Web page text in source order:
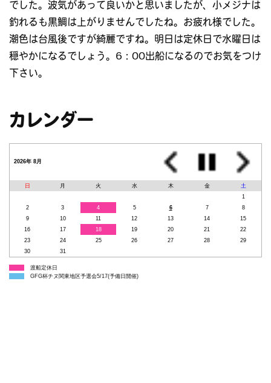
でした。波気があって良いかと思いましたが、小メジナは
釣れるも黒鯛は上がりませんでしたね。お疲れ様でした。
潮色は台風後ですが綺麗ですね。明日は定休日で水曜日は
穏やかになるでしょう。6：00出船になるのでお気をつけ
下さい。
カレンダー
2026年 8月
日 月 火 水 木 金
土
1
2
3 4 5 6 7
8
9
10 11 12 13 14
15
16
17 18 19 20 21
22
23
24 25 26 27 28
29
30
31
渡船定休日
GFG杯チヌ関東地区予選会5/17(予備日開催)